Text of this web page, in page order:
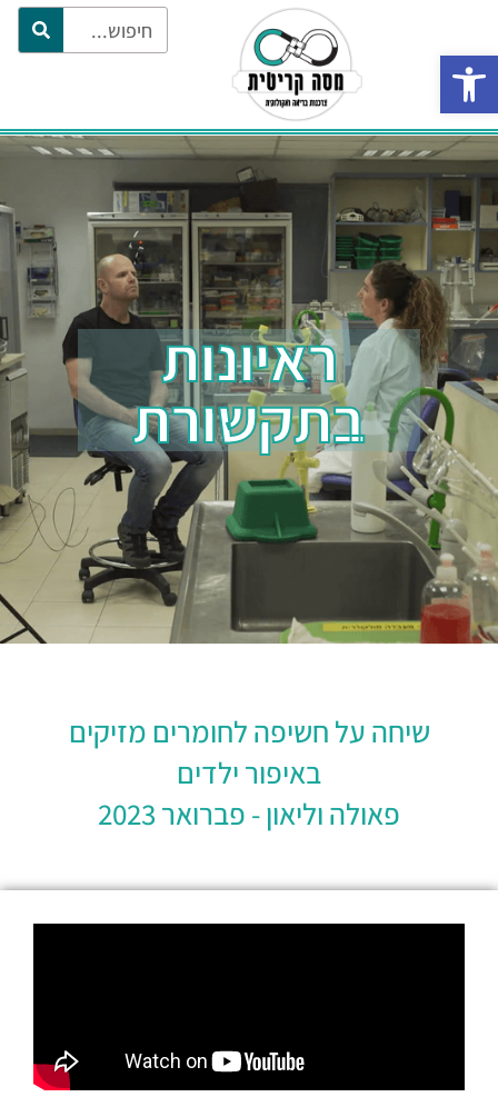
פתח סרגל נגישות
ראיונות
בתקשורת
שיחה על חשיפה לחומרים מזיקים
באיפור ילדים
פאולה וליאון - פברואר 2023